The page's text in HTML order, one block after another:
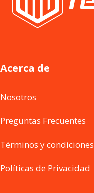
Acerca de
Nosotros
Preguntas Frecuentes
Términos y condiciones
Políticas de Privacidad